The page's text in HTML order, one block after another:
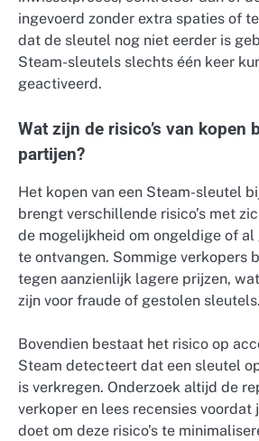
ingevoerd zonder extra spaties of
dat de sleutel nog niet eerder is
Steam-sleutels slechts één keer
geactiveerd.
Wat zijn de risico’s van kopen
partijen?
Het kopen van een Steam-sleutel
brengt verschillende risico’s met
de mogelijkheid om ongeldige of
te ontvangen. Sommige verkopers
tegen aanzienlijk lagere prijzen,
zijn voor fraude of gestolen sleutels.
Bovendien bestaat het risico op
Steam detecteert dat een sleutel
is verkregen. Onderzoek altijd de
verkoper en lees recensies voordat
doet om deze risico’s te